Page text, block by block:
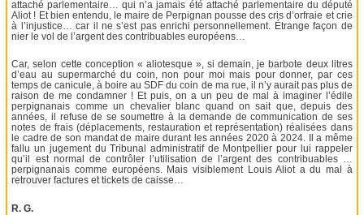
attaché parlementaire… qui n’a jamais été attaché parlementaire du député
Aliot ! Et bien entendu, le maire de Perpignan pousse des cris d’orfraie et crie
à l’injustice… car il ne s’est pas enrichi personnellement. Étrange façon de
nier le vol de l’argent des contribuables européens…
Car, selon cette conception « aliotesque », si demain, je barbote deux litres
d’eau au supermarché du coin, non pour moi mais pour donner, par ces
temps de canicule, à boire au SDF du coin de ma rue, il n’y aurait pas plus de
raison de me condamner ! Et puis, on a un peu de mal à imaginer l’édile
perpignanais comme un chevalier blanc quand on sait que, depuis des
années, il refuse de se soumettre à la demande de communication de ses
notes de frais (déplacements, restauration et représentation) réalisées dans
le cadre de son mandat de maire durant les années 2020 à 2024. Il a même
fallu un jugement du Tribunal administratif de Montpellier pour lui rappeler
qu’il est normal de contrôler l’utilisation de l’argent des contribuables …
perpignanais comme européens. Mais visiblement Louis Aliot a du mal à
retrouver factures et tickets de caisse…
R. G.